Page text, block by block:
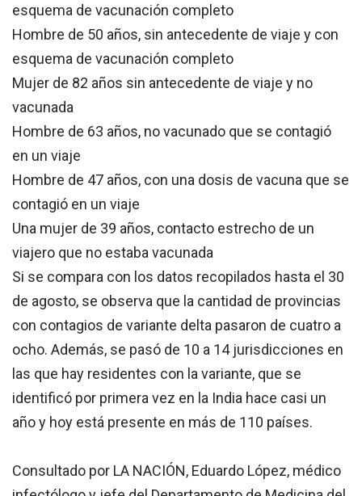
esquema de vacunación completo
Hombre de 50 años, sin antecedente de viaje y con
esquema de vacunación completo
Mujer de 82 años sin antecedente de viaje y no
vacunada
Hombre de 63 años, no vacunado que se contagió
en un viaje
Hombre de 47 años, con una dosis de vacuna que se
contagió en un viaje
Una mujer de 39 años, contacto estrecho de un
viajero que no estaba vacunada
Si se compara con los datos recopilados hasta el 30
de agosto, se observa que la cantidad de provincias
con contagios de variante delta pasaron de cuatro a
ocho. Además, se pasó de 10 a 14 jurisdicciones en
las que hay residentes con la variante, que se
identificó por primera vez en la India hace casi un
año y hoy está presente en más de 110 países.
Consultado por LA NACIÓN, Eduardo López, médico